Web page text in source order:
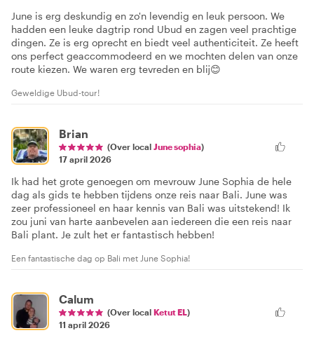
June is erg deskundig en zo'n levendig en leuk persoon. We
hadden een leuke dagtrip rond Ubud en zagen veel prachtige
dingen. Ze is erg oprecht en biedt veel authenticiteit. Ze heeft
ons perfect geaccommodeerd en we mochten delen van onze
route kiezen. We waren erg tevreden en blij😊
Geweldige Ubud-tour!
Brian
(Over local June sophia)
17 april 2026
Ik had het grote genoegen om mevrouw June Sophia de hele
dag als gids te hebben tijdens onze reis naar Bali. June was
zeer professioneel en haar kennis van Bali was uitstekend! Ik
zou juni van harte aanbevelen aan iedereen die een reis naar
Bali plant. Je zult het er fantastisch hebben!
Een fantastische dag op Bali met June Sophia!
Calum
(Over local Ketut EL)
11 april 2026